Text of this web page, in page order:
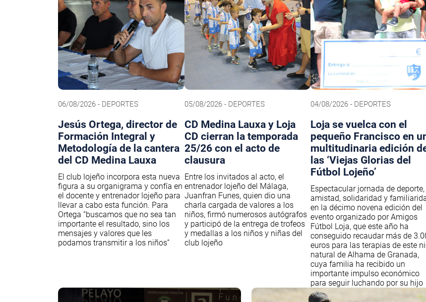
06/08/2026 - DEPORTES
Jesús Ortega, director de
Formación Integral y
Metodología de la cantera
del CD Medina Lauxa
El club lojeño incorpora esta nueva
figura a su organigrama y confía en
el docente y entrenador lojeño para
llevar a cabo esta función. Para
Ortega “buscamos que no sea tan
importante el resultado, sino los
mensajes y valores que les
podamos transmitir a los niños”
05/08/2026 - DEPORTES
CD Medina Lauxa y Loja
CD cierran la temporada
25/26 con el acto de
clausura
Entre los invitados al acto, el
entrenador lojeño del Málaga,
Juanfran Funes, quien dio una
charla cargada de valores a los
niños, firmó numerosos autógrafos
y participó de la entrega de trofeos
y medallas a los niños y niñas del
club lojeño
04/08/2026 - DEPORTES
Loja se vuelca con el
pequeño Francisco en
multitudinaria edición
las ‘Viejas Glorias del
Fútbol Lojeño’
Espectacular jornada de deporte,
amistad, solidaridad y
en la décimo novena edición del
evento organizado por Amigos
Fútbol Loja, que este año ha
conseguido recaudar más de
euros para las terapias de este
natural de Alhama de Granada,
cuya familia ha recibido un
importante impulso económico
para seguir luchando por su hijo